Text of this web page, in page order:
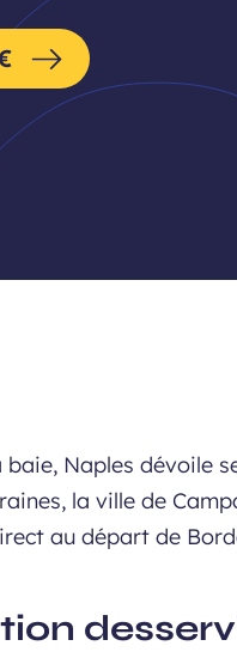
baie, Naples dévoile
la ville de
au départ de